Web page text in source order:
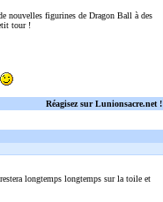
nouvelles figurines de Dragon Ball à des
tour !
Réagisez sur Lunionsacre.net !
longtemps longtemps sur la toile et